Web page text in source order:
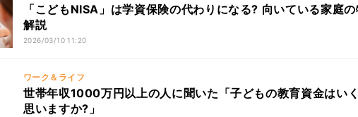
「こどもNISA」は学資保険の代わりになる? 向いている家庭
解説
2026/03/10 11:20
ワーク＆ライフ
世帯年収1000万円以上の人に聞いた「子どもの教育資金はい
思いますか?」